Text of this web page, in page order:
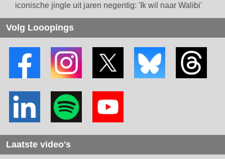
iconische jingle uit jaren negentig: 'Ik wil naar Walibi'
Volg Looopings
Laatste video's